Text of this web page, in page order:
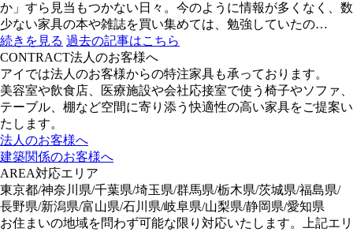
か」すら見当もつかない日々。今のように情報が多くなく、数
少ない家具の本や雑誌を買い集めては、勉強していたの…
続きを見る 過去の記事はこちら
CONTRACT法人のお客様へ
アイでは法人のお客様からの特注家具も承っております。
美容室や飲食店、医療施設や会社応接室で使う椅子やソファ、
テーブル、棚など空間に寄り添う快適性の高い家具をご提案い
たします。
法人のお客様へ
建築関係のお客様へ
AREA対応エリア
東京都/神奈川県/千葉県/埼玉県/群馬県/栃木県/茨城県/福島県/
長野県/新潟県/富山県/石川県/岐阜県/山梨県/静岡県/愛知県
お住まいの地域を問わず可能な限り対応いたします。上記エリ